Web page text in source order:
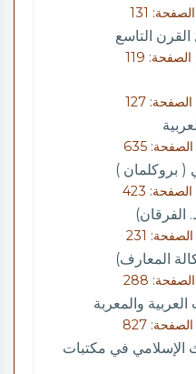
131
القرن التاسع
( بروكلمان )
المعارف)
والمعربة
الإسلامي في مكتبات